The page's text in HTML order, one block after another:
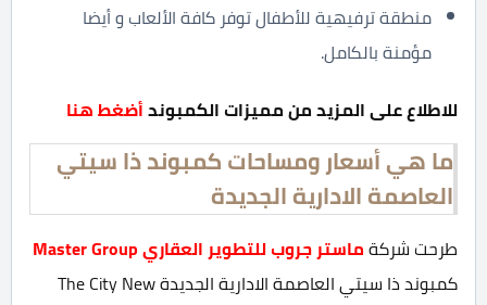
منطقة ترفيهية للأطفال توفر كافة الألعاب و أيضا
مؤمنة بالكامل.
للاطلاع على المزيد من مميزات الكمبوندأضغط هنا
ما هي أسعار ومساحات كمبوند ذا سيتي
العاصمة الادارية الجديدة
طرحت شركةماستر جروب للتطوير العقاري Master Group
كمبوند ذا سيتي العاصمة الادارية الجديدة The City New